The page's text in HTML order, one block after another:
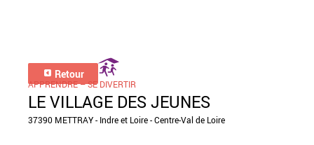
Retour
APPRENDRE – SE DIVERTIR
LE VILLAGE DES JEUNES
37390 METTRAY - Indre et Loire - Centre-Val de Loire